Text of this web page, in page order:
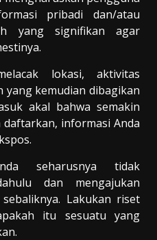
pribadi dan/atau
yang signifikan agar
lokasi, aktivitas
yang kemudian dibagikan
akal bahwa semakin
informasi Anda
seharusnya tidak
dan mengajukan
Lakukan riset
itu sesuatu yang